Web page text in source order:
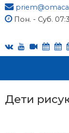
Пон. - Суб.
Дети